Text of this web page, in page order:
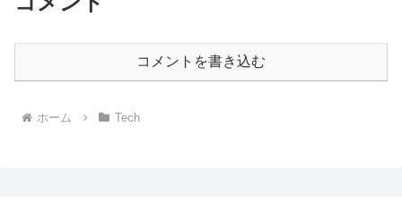
コメントを書き込む
ホーム Tech